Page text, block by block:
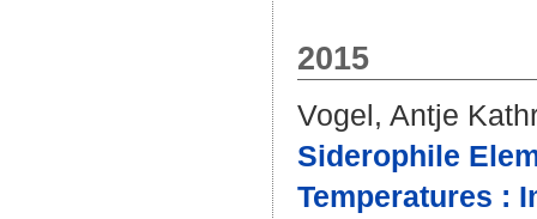
2015
Vogel, Antje
Siderophile
Temperatures :